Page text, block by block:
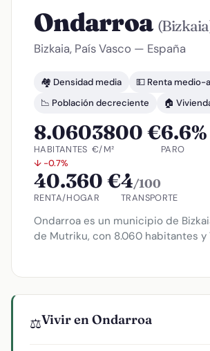
Ondarroa
Bizkaia, País Vasco — España
🏘️ Densidad media
💵 Renta medio-
📉 Población decreciente
🏠
8.060
HABITANTES
↓ -0.7%
3800 €
€/M²
6.6%
PARO
40.360 €
RENTA/HOGAR
4/100
TRANSPORTE
Ondarroa es un municipio de
de Mutriku, con 8.060 habitantes y
⚖️Vivir en Ondarroa